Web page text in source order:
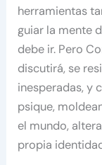
herramientas
guiar la mente
debe ir. Pero
discutirá, se
inesperadas, y
psique,
el mundo,
propia